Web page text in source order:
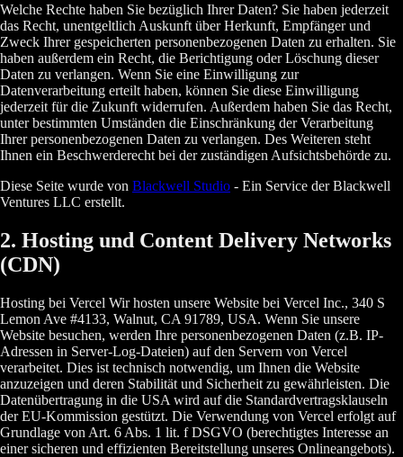
Welche Rechte haben Sie bezüglich Ihrer Daten? Sie haben jederzeit
das Recht, unentgeltlich Auskunft über Herkunft, Empfänger und
Zweck Ihrer gespeicherten personenbezogenen Daten zu erhalten. Sie
haben außerdem ein Recht, die Berichtigung oder Löschung dieser
Daten zu verlangen. Wenn Sie eine Einwilligung zur
Datenverarbeitung erteilt haben, können Sie diese Einwilligung
jederzeit für die Zukunft widerrufen. Außerdem haben Sie das Recht,
unter bestimmten Umständen die Einschränkung der Verarbeitung
Ihrer personenbezogenen Daten zu verlangen. Des Weiteren steht
Ihnen ein Beschwerderecht bei der zuständigen Aufsichtsbehörde zu.
Diese Seite wurde von Blackwell Studio - Ein Service der Blackwell
Ventures LLC erstellt.
2. Hosting und Content Delivery Networks
(CDN)
Hosting bei Vercel Wir hosten unsere Website bei Vercel Inc., 340 S
Lemon Ave #4133, Walnut, CA 91789, USA. Wenn Sie unsere
Website besuchen, werden Ihre personenbezogenen Daten (z.B. IP-
Adressen in Server-Log-Dateien) auf den Servern von Vercel
verarbeitet. Dies ist technisch notwendig, um Ihnen die Website
anzuzeigen und deren Stabilität und Sicherheit zu gewährleisten. Die
Datenübertragung in die USA wird auf die Standardvertragsklauseln
der EU-Kommission gestützt. Die Verwendung von Vercel erfolgt auf
Grundlage von Art. 6 Abs. 1 lit. f DSGVO (berechtigtes Interesse an
einer sicheren und effizienten Bereitstellung unseres Onlineangebots).